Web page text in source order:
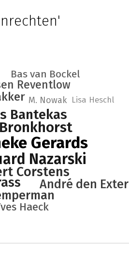
Gerards
Nazarski
Bantekas
Corstens
André den Exter
Reventlow
Haeck
Bas van Bockel
M. Nowak Lisa Heschl